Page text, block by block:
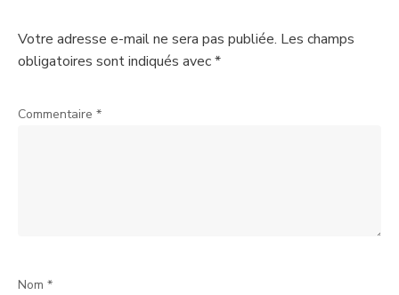
Votre adresse e-mail ne sera pas publiée. Les champs
obligatoires sont indiqués avec*
Commentaire *
Nom *